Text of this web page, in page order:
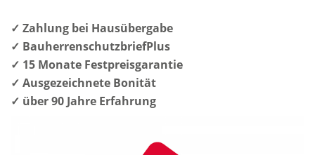
✓ Zahlung bei Hausübergabe
✓ BauherrenschutzbriefPlus
✓ 15 Monate Festpreisgarantie
✓ Ausgezeichnete Bonität
✓ über 90 Jahre Erfahrung